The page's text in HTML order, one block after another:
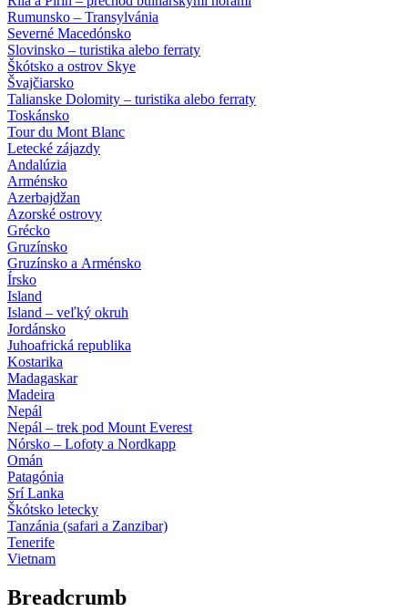
Rumunsko – Transylvánia
Severné Macedónsko
Slovinsko – turistika alebo ferraty
Škótsko a ostrov Skye
Švajčiarsko
Talianske Dolomity – turistika alebo ferraty
Toskánsko
Tour du Mont Blanc
Letecké zájazdy
Andalúzia
Arménsko
Azerbajdžan
Azorské ostrovy
Grécko
Gruzínsko
Gruzínsko a Arménsko
Írsko
Island
Island – veľký okruh
Jordánsko
Juhoafrická republika
Kostarika
Madagaskar
Madeira
Nepál
Nepál – trek pod Mount Everest
Nórsko – Lofoty a Nordkapp
Omán
Patagónia
Srí Lanka
Škótsko letecky
Tanzánia (safari a Zanzibar)
Tenerife
Vietnam
Breadcrumb